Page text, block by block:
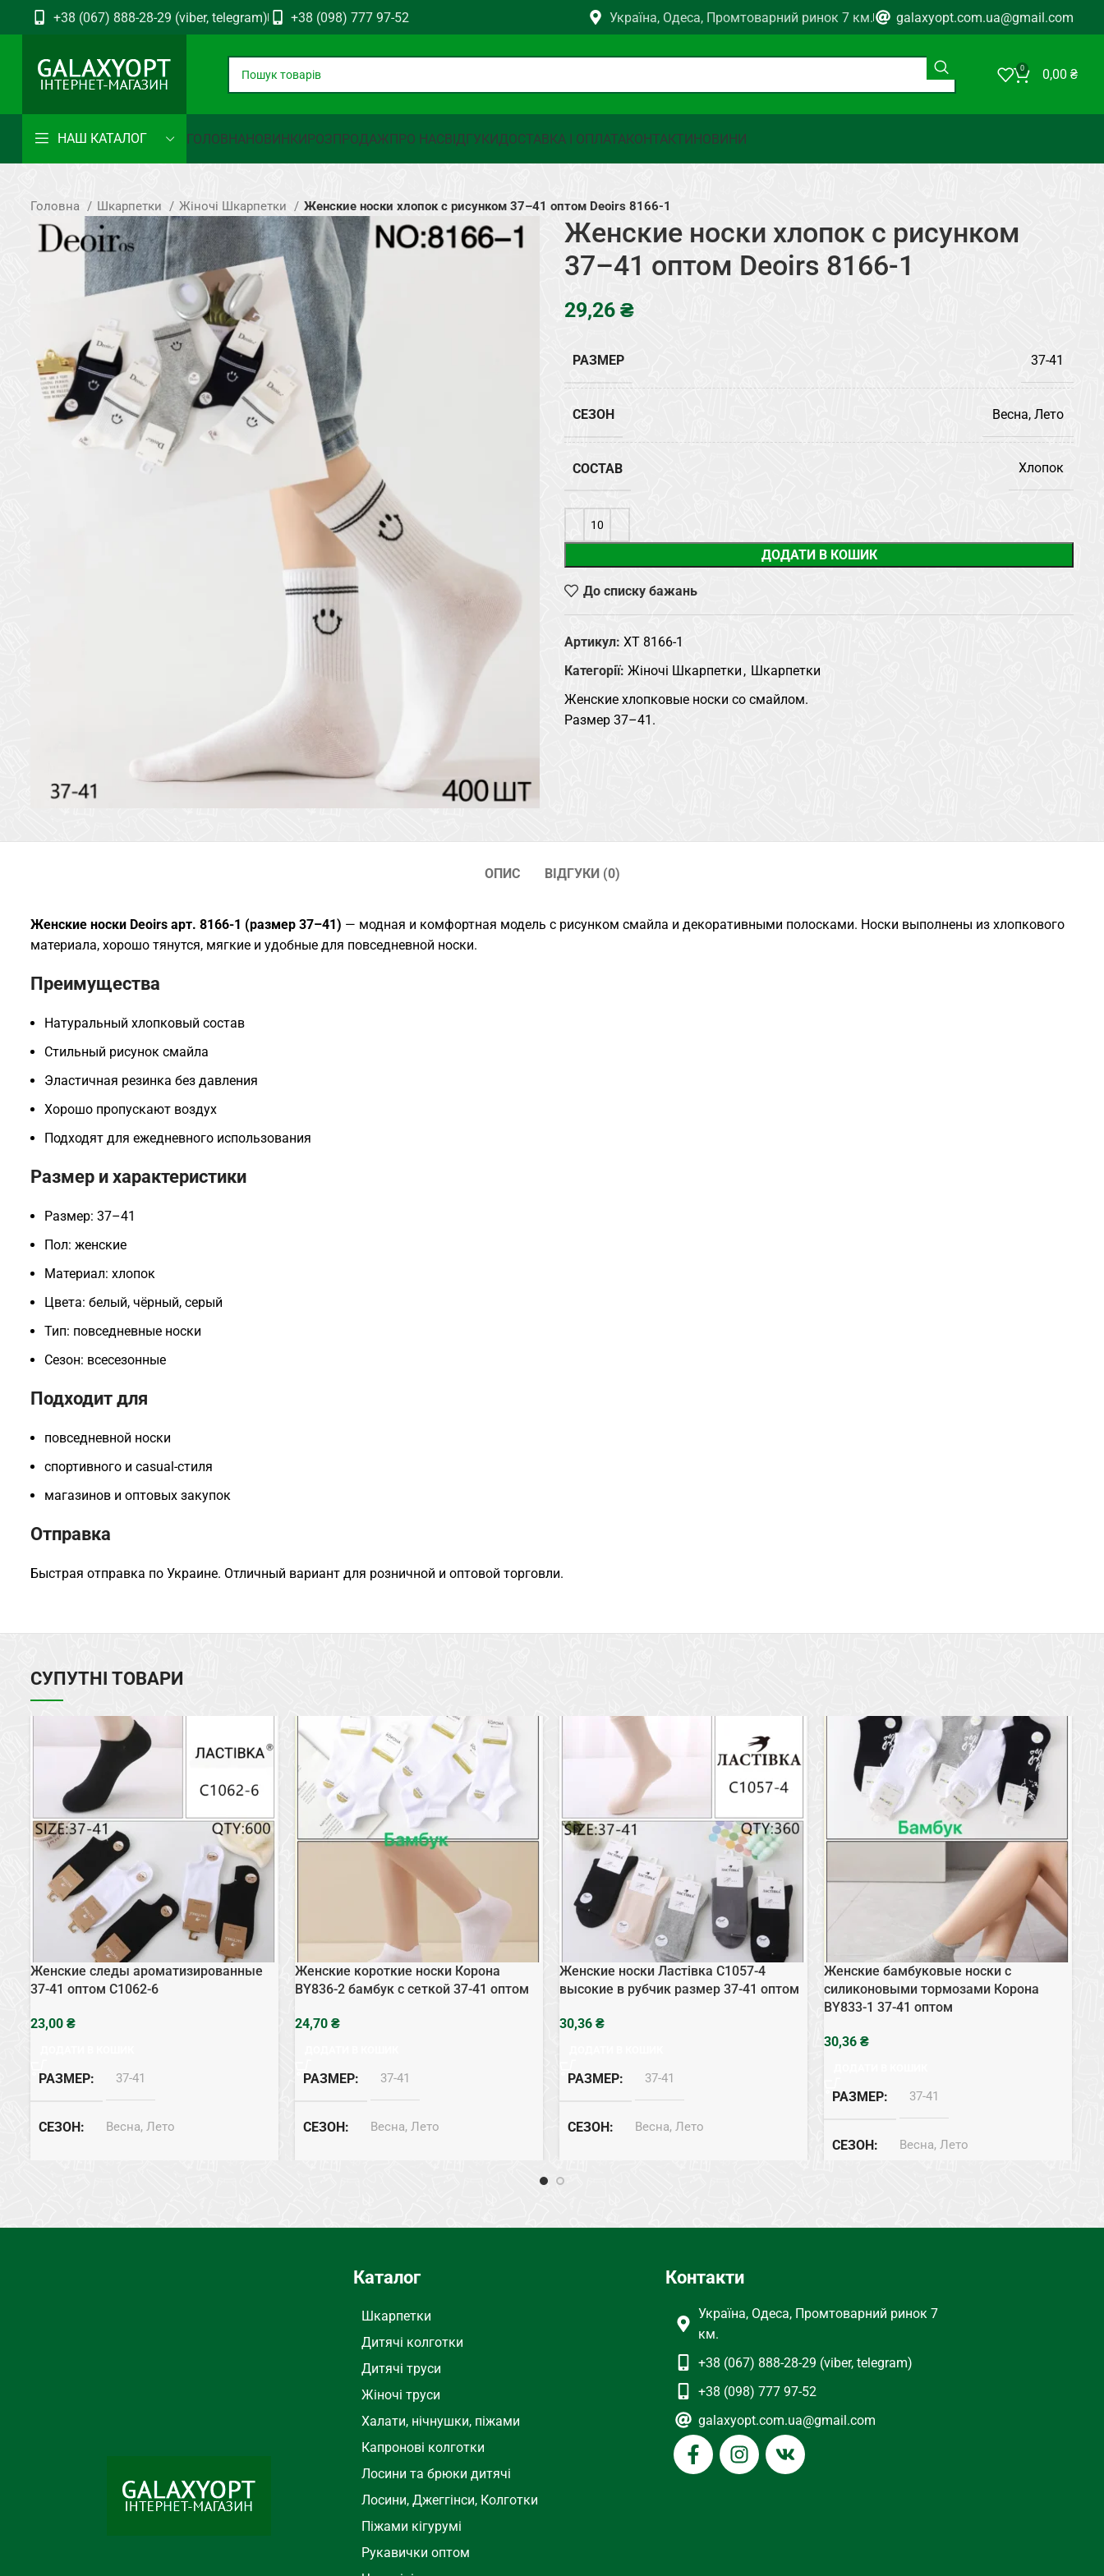
+38 (067) 888-28-29 (viber, telegram) +38 (098) 777 97-52 Україна, Одеса, Промтоварний ринок 7 км. galaxyopt.com.ua@gmail.com
0 0,00 ₴
НАШ КАТАЛОГ ГОЛОВНАНОВИНКИРОЗПРОДАЖПРО НАСВІДГУКИДОСТАВКА І ОПЛАТАКОНТАКТИНОВИНИ
Головна Шкарпетки Жіночі Шкарпетки Женские носки хлопок с рисунком 37–41 оптом Deoirs 8166-1
Женские носки хлопок с рисунком
37–41 оптом Deoirs 8166-1
₴
РАЗМЕР 37-41
СЕЗОН Весна, Лето
СОСТАВ Хлопок
ДОДАТИ В КОШИК
До списку бажань
Артикул: XT 8166-1
Категорії: Жіночі Шкарпетки , Шкарпетки
Женские хлопковые носки со смайлом.
Размер 37–41.
ОПИС ВІДГУКИ (0)
Женские носки Deoirs арт. 8166-1 (размер 37–41) — модная и комфортная модель с рисунком смайла и декоративными полосками. Носки выполнены из хлопкового
материала, хорошо тянутся, мягкие и удобные для повседневной носки.
Преимущества
Натуральный хлопковый состав
Стильный рисунок смайла
Эластичная резинка без давления
Хорошо пропускают воздух
Подходят для ежедневного использования
Размер и характеристики
Размер: 37–41
Пол: женские
Материал: хлопок
Цвета: белый, чёрный, серый
Тип: повседневные носки
Сезон: всесезонные
Подходит для
повседневной носки
спортивного и casual-стиля
магазинов и оптовых закупок
Отправка
Быстрая отправка по Украине. Отличный вариант для розничной и оптовой торговли.
СУПУТНІ ТОВАРИ
Женские следы ароматизированные
37-41 оптом C1062-6
₴
РАЗМЕР 37-41
СЕЗОН Весна, Лето
ТИП
Женские короткие носки Корона
BY836-2 бамбук с сеткой 37-41 оптом
₴
РАЗМЕР 37-41
СЕЗОН Весна, Лето
ЦВЕТ
Женские носки Ластівка C1057-4
высокие в рубчик размер 37-41 оптом
₴
РАЗМЕР 37-41
СЕЗОН Весна, Лето
Женские бамбуковые носки с
силиконовыми тормозами Корона
BY833-1 37-41 оптом
₴
РАЗМЕР 37-41
СЕЗОН Весна, Лето
Каталог
Шкарпетки
Дитячі колготки
Дитячі труси
Жіночі труси
Халати, нічнушки, піжами
Капронові колготки
Лосини та брюки дитячі
Лосини, Джеггінси, Колготки
Піжами кігурумі
Рукавички оптом
Контакти
Україна, Одеса, Промтоварний ринок 7
км.
+38 (067) 888-28-29 (viber, telegram)
+38 (098) 777 97-52
galaxyopt.com.ua@gmail.com